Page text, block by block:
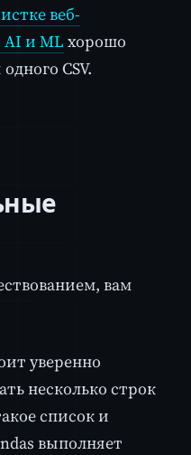
веб-
AI и ML хорошо
CSV.
вам
уверенно
несколько строк
список и
выполняет